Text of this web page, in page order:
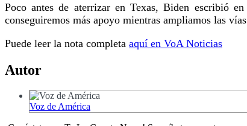
Poco antes de aterrizar en Texas, Biden escribió
conseguiremos más apoyo mientras ampliamos las
Puede leer la nota completa aquí en VoA Noticias
Autor
Voz de América